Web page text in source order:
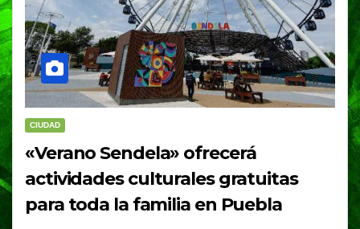
CIUDAD
«Verano Sendela» ofrecerá
actividades culturales gratuitas
para toda la familia en Puebla